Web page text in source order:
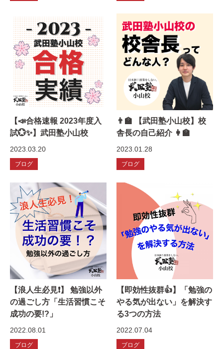
【📣合格速報 2023年度入
試💮✨】武田塾小山校
2023.03.20
ブログ
👨‍🏫 【武田塾小山校】校
舎長の自己紹介 👩‍🏫
2023.01.28
ブログ
【浪人生必見❗️】 勉強以外
の過ごし方「生活習慣こそ
成功の要!?」
2022.08.01
ブログ
【即効性抜群👍】「勉強の
やる気が出ない」を解決す
る3つの方法
2022.07.04
ブログ